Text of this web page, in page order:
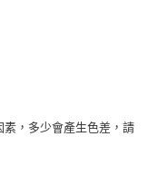
享後付」服務完成之交
易相關給付款項請求債
之同意方可使用
，本公司不負相關責
，多少會產生色差，請